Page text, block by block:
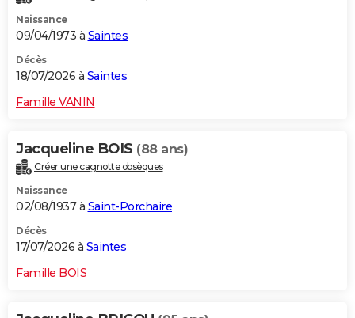
Naissance
09/04/1973 à Saintes
Décès
18/07/2026 à Saintes
Famille VANIN
Jacqueline BOIS (88 ans)
Créer une cagnotte obsèques
Naissance
02/08/1937 à Saint-Porchaire
Décès
17/07/2026 à Saintes
Famille BOIS